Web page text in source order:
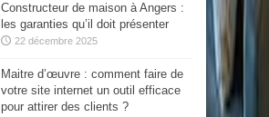
Constructeur de maison à Angers :
les garanties qu’il doit présenter
22 décembre 2025
Maitre d’œuvre : comment faire de
votre site internet un outil efficace
pour attirer des clients ?